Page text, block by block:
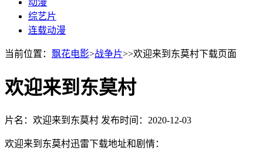
动漫
综艺片
连载动漫
当前位置： 飘花电影>战争片>>欢迎来到东莫村下载页面
欢迎来到东莫村
片名：欢迎来到东莫村 发布时间：2020-12-03
欢迎来到东莫村迅雷下载地址和剧情：